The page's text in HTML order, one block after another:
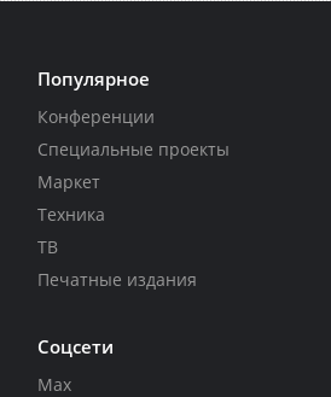
Популярное
Конференции
Специальные проекты
Маркет
Техника
ТВ
Печатные издания
Соцсети
Max